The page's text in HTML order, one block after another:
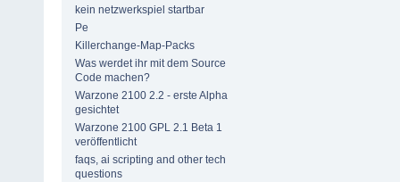
kein netzwerkspiel startbar
Pe
Killerchange-Map-Packs
Was werdet ihr mit dem Source
Code machen?
Warzone 2100 2.2 - erste Alpha
gesichtet
Warzone 2100 GPL 2.1 Beta 1
veröffentlicht
faqs, ai scripting and other tech
questions